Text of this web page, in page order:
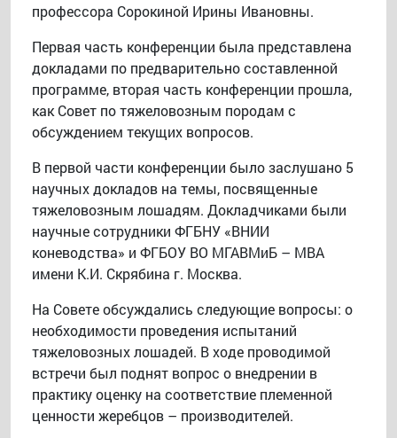
профессора Сорокиной Ирины Ивановны.
Первая часть конференции была представлена
докладами по предварительно составленной
программе, вторая часть конференции прошла,
как Совет по тяжеловозным породам с
обсуждением текущих вопросов.
В первой части конференции было заслушано 5
научных докладов на темы, посвященные
тяжеловозным лошадям. Докладчиками были
научные сотрудники ФГБНУ «ВНИИ
коневодства» и ФГБОУ ВО МГАВМиБ – МВА
имени К.И. Скрябина г. Москва.
На Совете обсуждались следующие вопросы: о
необходимости проведения испытаний
тяжеловозных лошадей. В ходе проводимой
встречи был поднят вопрос о внедрении в
практику оценку на соответствие племенной
ценности жеребцов – производителей.